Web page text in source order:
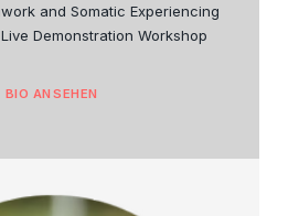
and Somatic Experiencing
Demonstration Workshop
BIO ANSEHEN